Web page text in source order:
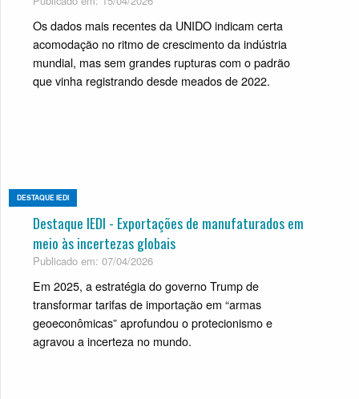
Os dados mais recentes da UNIDO indicam certa
acomodação no ritmo de crescimento da indústria
mundial, mas sem grandes rupturas com o padrão
que vinha registrando desde meados de 2022.
DESTAQUE IEDI
Destaque IEDI - Exportações de manufaturados em
meio às incertezas globais
Publicado em: 07/04/2026
Em 2025, a estratégia do governo Trump de
transformar tarifas de importação em “armas
geoeconômicas” aprofundou o protecionismo e
agravou a incerteza no mundo.